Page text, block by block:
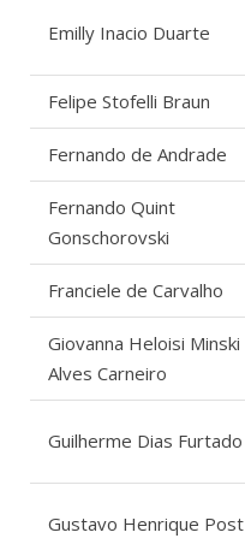
Emilly Inacio Duarte
Felipe Stofelli Braun
Fernando de Andrade
Fernando Quint
Gonschorovski
Franciele de Carvalho
Giovanna Heloisi Minski
Alves Carneiro
Guilherme Dias Furtado
Gustavo Henrique Post